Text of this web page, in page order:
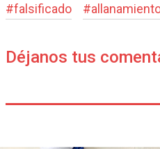
#falsificado #
Déjanos tus